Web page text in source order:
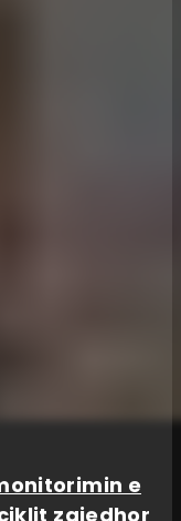
e
zgjedhor